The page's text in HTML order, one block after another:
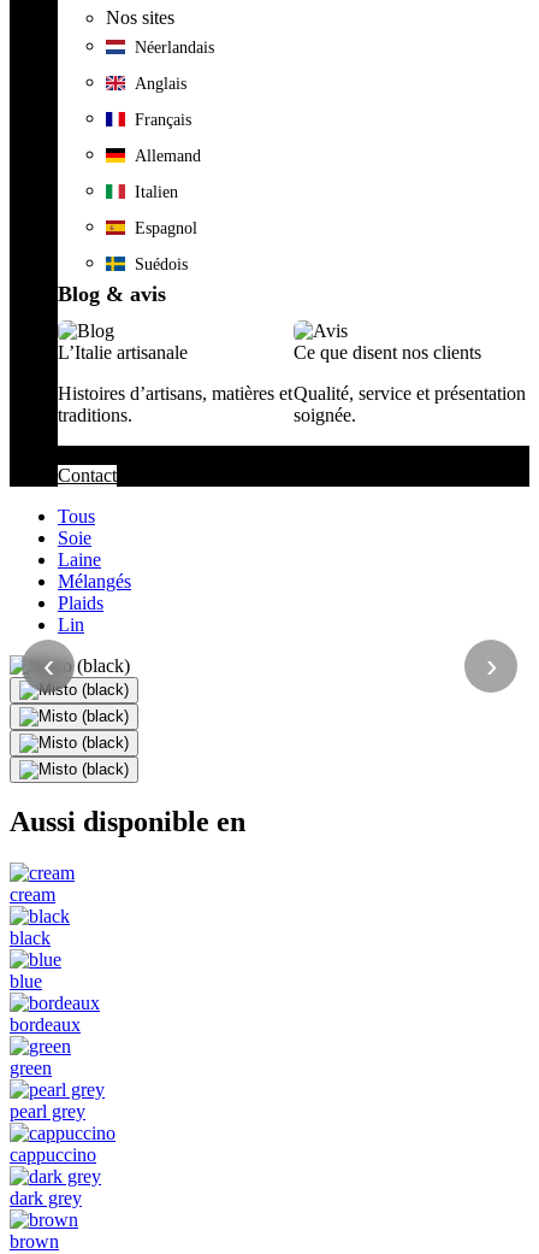
Nos sites
Néerlandais
Anglais
Français
Allemand
Italien
Espagnol
Suédois
Blog & avis
L’Italie artisanale
Histoires d’artisans, matières et
traditions.
Ce que disent nos clients
Qualité, service et présentation
soignée.
Contact
Tous
Soie
Laine
Mélangés
Plaids
Lin
‹ ›
Aussi disponible en
cream
black
blue
bordeaux
green
pearl grey
cappuccino
dark grey
brown